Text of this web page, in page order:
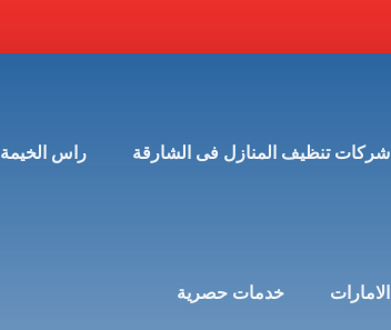
شركات تنظيف المنازل فى الشارقة راس الخيمة
الامارات خدمات حصرية